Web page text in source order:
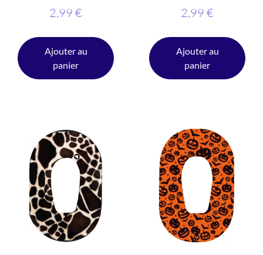
2,99 €
Ajouter au
panier
2,99 €
Ajouter au
panier